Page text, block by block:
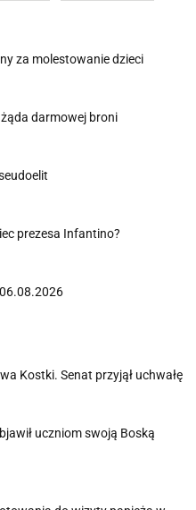
za molestowanie dzieci
darmowej broni
prezesa Infantino?
Kostki. Senat przyjął uchwałę
uczniom swoją Boską